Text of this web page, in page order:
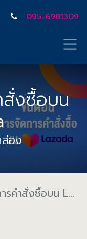
095-6981309
งซื้อบน
อง
ำสั่งซื้อบน Lazada